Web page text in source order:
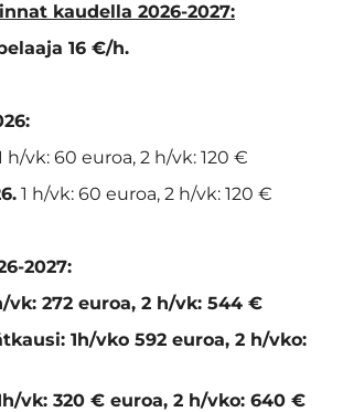
kaudella 2026-2027:
16 €/h.
h/vk: 60 euroa, 2 h/vk: 120 €
1 h/vk: 60 euroa, 2 h/vk: 120 €
2027:
vk: 272 euroa, 2 h/vk: 544 €
1h/vko 592 euroa, 2 h/vko:
vk: 320 € euroa, 2 h/vko: 640 €